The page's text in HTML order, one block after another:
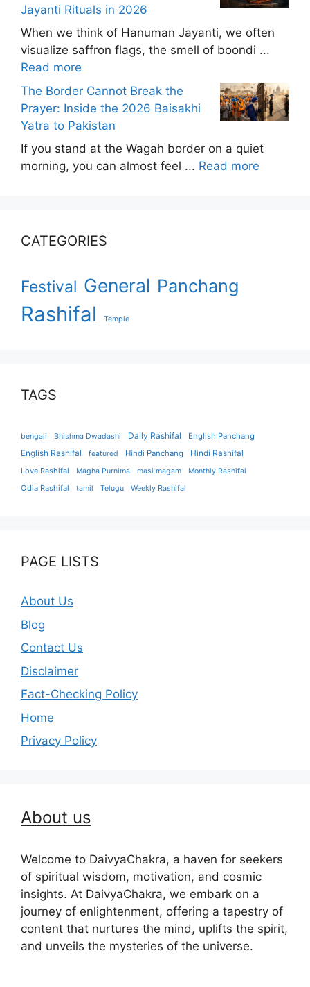
Jayanti Rituals in 2026
When we think of Hanuman Jayanti, we often
visualize saffron flags, the smell of boondi ...
Read more
The Border Cannot Break the
Prayer: Inside the 2026 Baisakhi
Yatra to Pakistan
If you stand at the Wagah border on a quiet
morning, you can almost feel ... Read more
CATEGORIES
Festival General Panchang
Rashifal Temple
TAGS
bengali Bhishma Dwadashi Daily Rashifal
English Panchang
English Rashifal
featured Hindi Panchang
Hindi Rashifal
Love Rashifal
Magha Purnima masi magam Monthly Rashifal
Odia Rashifal tamil Telugu Weekly Rashifal
PAGE LISTS
About Us
Blog
Contact Us
Disclaimer
Fact-Checking Policy
Home
Privacy Policy
About us
Welcome to DaivyaChakra, a haven for seekers
of spiritual wisdom, motivation, and cosmic
insights. At DaivyaChakra, we embark on a
journey of enlightenment, offering a tapestry of
content that nurtures the mind, uplifts the spirit,
and unveils the mysteries of the universe.